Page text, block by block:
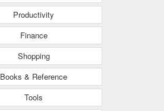
Productivity
Finance
Shopping
Books & Reference
Tools